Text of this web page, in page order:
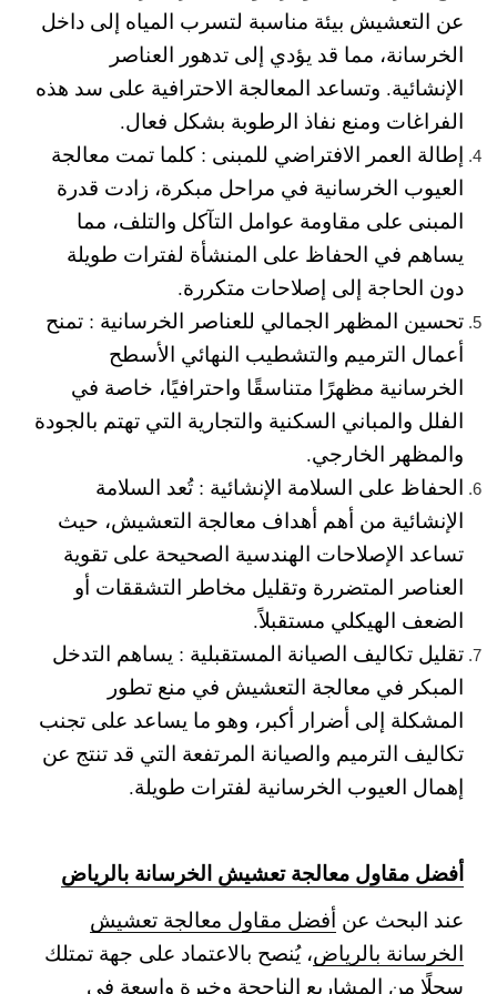
عن التعشيش بيئة مناسبة لتسرب المياه إلى داخل
الخرسانة، مما قد يؤدي إلى تدهور العناصر
الإنشائية. وتساعد المعالجة الاحترافية على سد هذه
الفراغات ومنع نفاذ الرطوبة بشكل فعال.
إطالة العمر الافتراضي للمبنى : كلما تمت معالجة
العيوب الخرسانية في مراحل مبكرة، زادت قدرة
المبنى على مقاومة عوامل التآكل والتلف، مما
يساهم في الحفاظ على المنشأة لفترات طويلة
دون الحاجة إلى إصلاحات متكررة.
تحسين المظهر الجمالي للعناصر الخرسانية : تمنح
أعمال الترميم والتشطيب النهائي الأسطح
الخرسانية مظهرًا متناسقًا واحترافيًا، خاصة في
الفلل والمباني السكنية والتجارية التي تهتم بالجودة
والمظهر الخارجي.
الحفاظ على السلامة الإنشائية :تُعد السلامة
الإنشائية من أهم أهداف معالجة التعشيش، حيث
تساعد الإصلاحات الهندسية الصحيحة على تقوية
العناصر المتضررة وتقليل مخاطر التشققات أو
الضعف الهيكلي مستقبلاً.
تقليل تكاليف الصيانة المستقبلية : يساهم التدخل
المبكر في معالجة التعشيش في منع تطور
المشكلة إلى أضرار أكبر، وهو ما يساعد على تجنب
تكاليف الترميم والصيانة المرتفعة التي قد تنتج عن
إهمال العيوب الخرسانية لفترات طويلة.
أفضل مقاول معالجة تعشيش الخرسانة بالرياض
عند البحث عن أفضل مقاول معالجة تعشيش
الخرسانة بالرياض، يُنصح بالاعتماد على جهة تمتلك
سجلًا من المشاريع الناجحة وخبرة واسعة في